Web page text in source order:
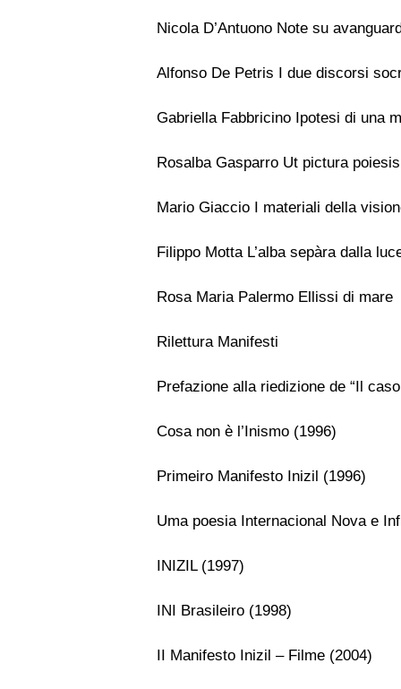
Nicola D’Antuono Note su
Alfonso De Petris I due discorsi
Gabriella Fabbricino Ipotesi di una
Rosalba Gasparro Ut pictura poiesis
Mario Giaccio I materiali della
Filippo Motta L’alba sepàra dalla
Rosa Maria Palermo Ellissi di mare
Rilettura Manifesti
Prefazione alla riedizione de “Il
Cosa non è l’Inismo (1996)
Primeiro Manifesto Inizil (1996)
Uma poesia Internacional Nova e
INIZIL (1997)
INI Brasileiro (1998)
II Manifesto Inizil – Filme (2004)